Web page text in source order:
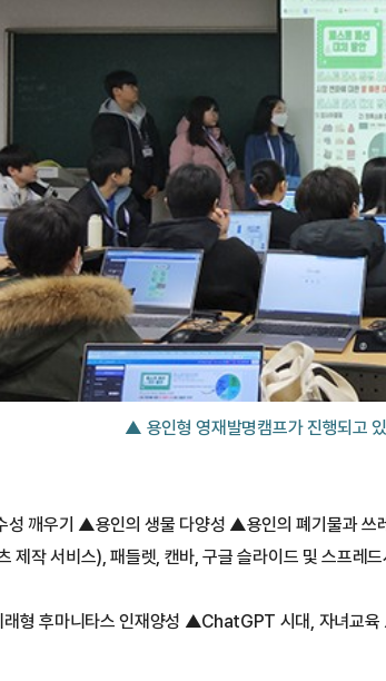
▲ 용인형 영재발명캠프가 진행되고
깨우기 ▲용인의 생물 다양성 ▲용인의 폐기물과 쓰
제작 서비스), 패들렛, 캔바, 구글 슬라이드 및 스프레
형 후마니타스 인재양성 ▲ChatGPT 시대, 자녀교육